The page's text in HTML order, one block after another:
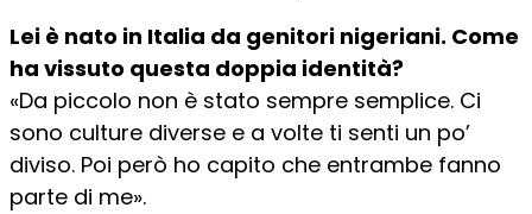
Lei è nato in Italia da genitori nigeriani. Come
ha vissuto questa doppia identità?
«Da piccolo non è stato sempre semplice. Ci
sono culture diverse e a volte ti senti un po’
diviso. Poi però ho capito che entrambe fanno
parte di me».